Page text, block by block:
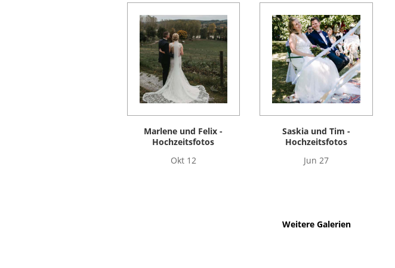
Marlene und Felix -
Hochzeitsfotos
Okt 12
Saskia und Tim -
Hochzeitsfotos
Jun 27
Weitere Galerien